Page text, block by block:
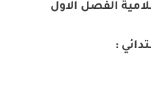
الفصل الاول
: